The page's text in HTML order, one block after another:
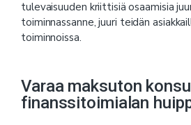
tulevaisuuden kriittisiä osaamisia
toiminnassanne, juuri teidän
toiminnoissa.
Varaa maksuton
finanssitoimialan